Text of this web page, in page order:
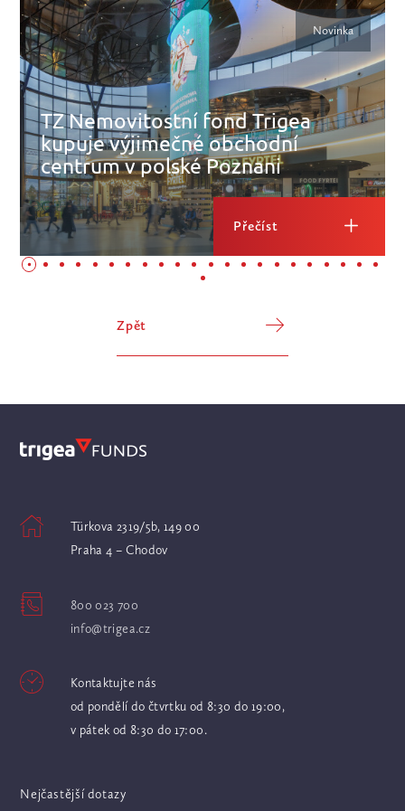
TZ Nemovitostní fond Trigea
kupuje výjimečné obchodní
centrum v polské Poznani
Přečíst
Novinka
Zpět
Türkova 2319/5b, 149 00
Praha 4 – Chodov
800 023 700
info@trigea.cz
Kontaktujte nás
od pondělí do čtvrtku od 8:30 do 19:00,
v pátek od 8:30 do 17:00.
Nejčastější dotazy